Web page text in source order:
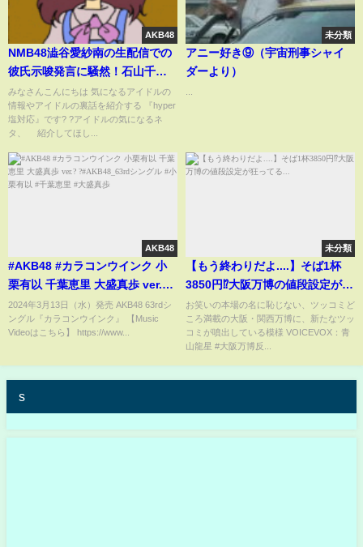
AKB48
NMB48澁谷愛紗南の生配信での
彼氏示唆発言に騒然！石山千尋
の配信中に起きたハプニング、
相次ぐ流出に言葉を失う…賛否
分かれるファンの本音に驚愕！
みなさんこんにちは 気になるアイドルの
情報やアイドルの裏話を紹介する 『hyper
塩対応』です? ?アイドルの気になるネ
タ、 紹介してほし...
未分類
アニー好き⑨（宇宙刑事シャイ
ダーより）
AKB48
#AKB48 #カラコンウインク 小
栗有以 千葉恵里 大盛真歩 ver.?
?#AKB48_63rdシングル #小栗
有以 #千葉恵里 #大盛真歩
2024年3月13日（水）発売 AKB48 63rdシ
ングル『カラコンウインク』 【Music
Videoはこちら】 https://www...
未分類
【もう終わりだよ....】そば1杯
3850円⁉大阪万博の値段設定が狂
ってる...
お笑いの本場の名に恥じない、ツッコミど
ころ満載の大阪・関西万博に、新たなツッ
コミが噴出している模様 VOICEVOX：青
山龍星 #大阪万博反...
s